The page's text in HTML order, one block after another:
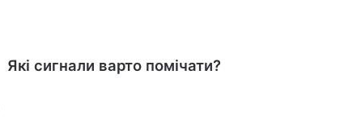
Які сигнали варто помічати?